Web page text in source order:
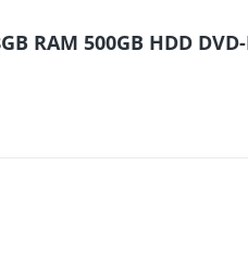
RAM 500GB HDD